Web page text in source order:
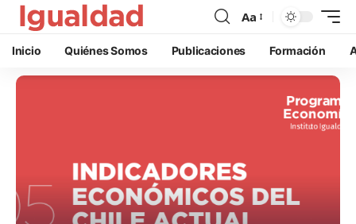
Aa
Inicio Quiénes Somos Publicaciones Formación